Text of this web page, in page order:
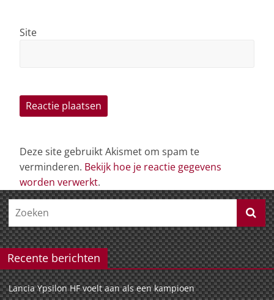
Site
Deze site gebruikt Akismet om spam te
verminderen. Bekijk hoe je reactie gegevens
worden verwerkt.
Recente berichten
Lancia Ypsilon HF voelt aan als een kampioen